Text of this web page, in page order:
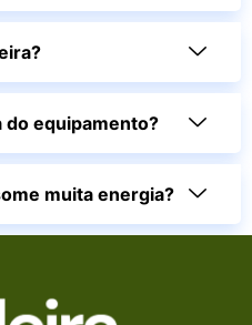
do equipamento?
muita energia?